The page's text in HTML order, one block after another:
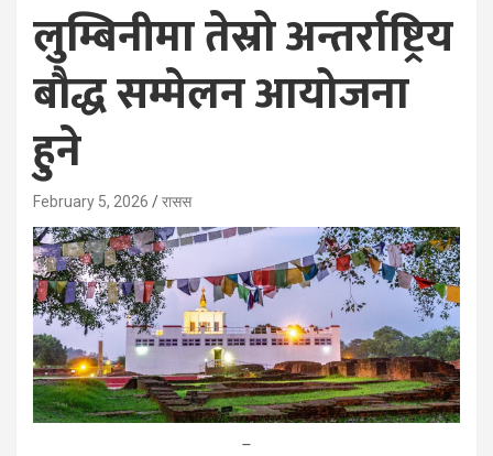
लुम्बिनीमा तेस्रो अन्तर्राष्ट्रिय
बौद्ध सम्मेलन आयोजना
हुने
February 5, 2026 रासस
–